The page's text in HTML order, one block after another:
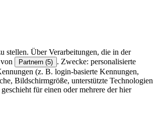
stellen. Über Verarbeitungen, die in der
Partnern (5) . Zwecke: personalisierte
(z. B. login-basierte Kennungen,
Bildschirmgröße, unterstützte Technologien
für einen oder mehrere der hier